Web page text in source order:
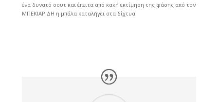
ένα δυνατό σουτ και έπειτα από κακή εκτίμηση της φάσης από τον
ΜΠΕΚΙΑΡΙΔΗ η μπάλα καταλήγει στα δίχτυα.